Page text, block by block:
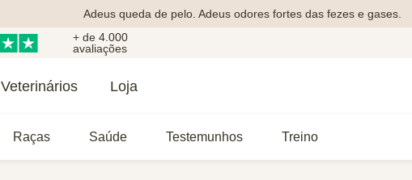
Adeus queda de pelo. Adeus odores fortes das fezes e gases.
+ de 4.000
avaliações
Veterinários Loja
Raças Saúde Testemunhos Treino